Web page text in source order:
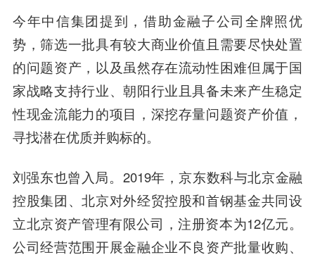
今年中信集团提到，借助金融子公司全牌照优
势，筛选一批具有较大商业价值且需要尽快处置
的问题资产，以及虽然存在流动性困难但属于国
家战略支持行业、朝阳行业且具备未来产生稳定
性现金流能力的项目，深挖存量问题资产价值，
寻找潜在优质并购标的。
刘强东也曾入局。2019年，京东数科与北京金融
控股集团、北京对外经贸控股和首钢基金共同设
立北京资产管理有限公司，注册资本为12亿元。
公司经营范围开展金融企业不良资产批量收购、